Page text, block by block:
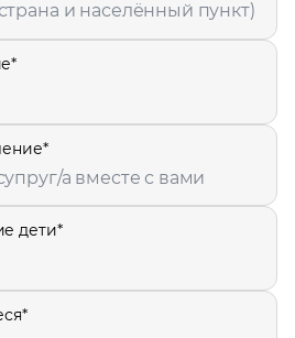
а вместе с вами
дети*